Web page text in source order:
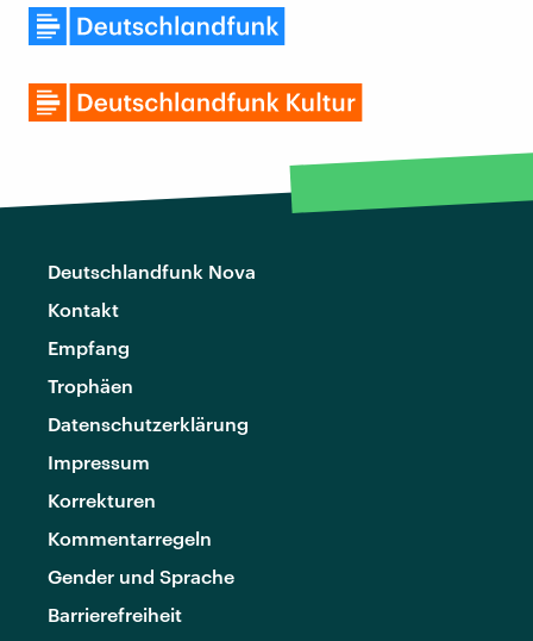
Deutschlandfunk Nova
Kontakt
Empfang
Trophäen
Datenschutzerklärung
Impressum
Korrekturen
Kommentarregeln
Gender und Sprache
Barrierefreiheit